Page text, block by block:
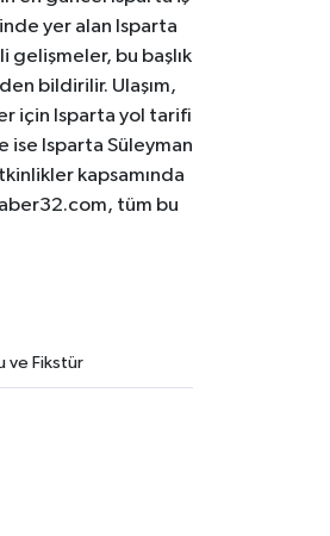
yer alan Isparta
gelişmeler, bu başlık
bildirilir. Ulaşım,
için Isparta yol tarifi
ise Isparta Süleyman
kapsamında
tüm bu
ve Fikstür